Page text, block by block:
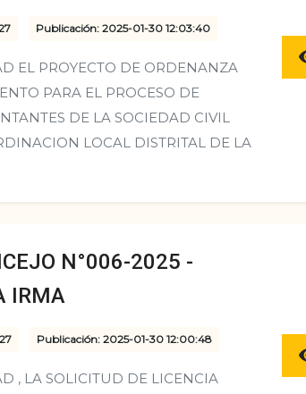
Publicación: 2025-01-30 12:03:40
EL PROYECTO DE ORDENANZA
PARA EL PROCESO DE
DE LA SOCIEDAD CIVIL
LOCAL DISTRITAL DE LA
N°006-2025 -
IRMA
Publicación: 2025-01-30 12:00:48
, LA SOLICITUD DE LICENCIA